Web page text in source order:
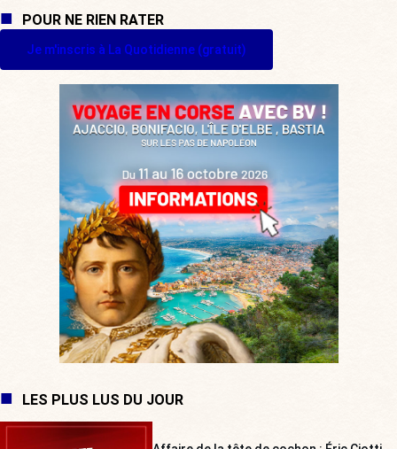
POUR NE RIEN RATER
Je m'inscris à La Quotidienne (gratuit)
LES PLUS LUS DU JOUR